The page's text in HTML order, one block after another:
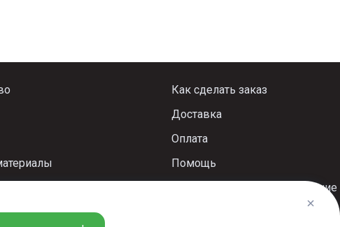
Как сделать заказ
Доставка
Оплата
Помощь
Пользовательское соглашение